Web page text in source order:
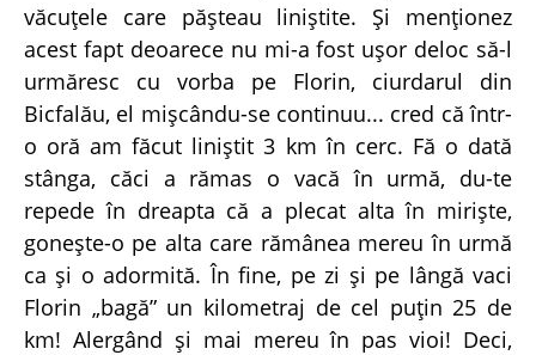
văcuţele care păşteau liniştite. Şi menţionez
acest fapt deoarece nu mi-a fost uşor deloc să-l
urmăresc cu vorba pe Florin, ciurdarul din
Bicfalău, el mişcându-se continuu... cred că într-
o oră am făcut liniştit 3 km în cerc. Fă o dată
stânga, căci a rămas o vacă în urmă, du-te
repede în dreapta că a plecat alta în mirişte,
goneşte-o pe alta care rămânea mereu în urmă
ca şi o adormită. În fine, pe zi şi pe lângă vaci
Florin „bagă” un kilometraj de cel puţin 25 de
km! Alergând şi mai mereu în pas vioi! Deci,